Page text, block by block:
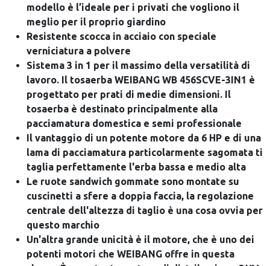
modello è l’ideale per i privati che vogliono il
meglio per il proprio giardino
Resistente scocca in acciaio con speciale
verniciatura a polvere
Sistema 3 in 1 per il massimo della versatilità di
lavoro. Il tosaerba WEIBANG WB 456SCVE-3IN1 è
progettato per prati di medie dimensioni. Il
tosaerba è destinato principalmente alla
pacciamatura domestica e semi professionale
Il vantaggio di un potente motore da 6 HP e di una
lama di pacciamatura particolarmente sagomata ti
taglia perfettamente l'erba bassa e medio alta
Le ruote sandwich gommate sono montate su
cuscinetti a sfere a doppia faccia, la regolazione
centrale dell'altezza di taglio è una cosa ovvia per
questo marchio
Un'altra grande unicità è il motore, che è uno dei
potenti motori che WEIBANG offre in questa